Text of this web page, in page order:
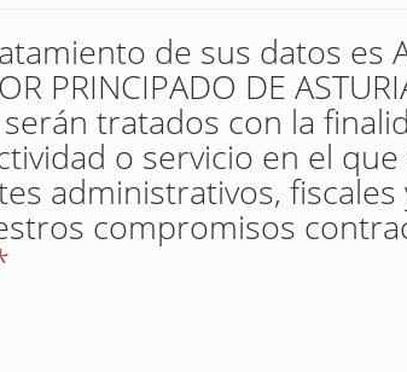
de sus datos es
PRINCIPADO DE
serán tratados con la
o servicio en el
administrativos,
compromisos